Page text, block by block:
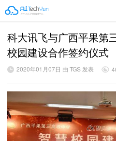
科大讯飞与广西平果第
校园建设合作签约仪式
2020年01月07日 由 TGS 发表